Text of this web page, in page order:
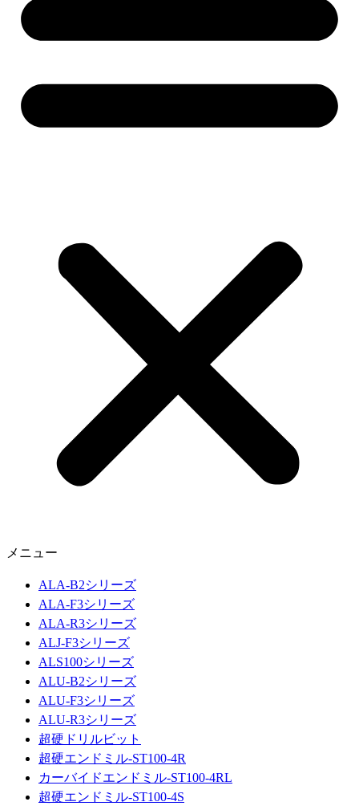
メニュー
ALA-B2シリーズ
ALA-F3シリーズ
ALA-R3シリーズ
ALJ-F3シリーズ
ALS100シリーズ
ALU-B2シリーズ
ALU-F3シリーズ
ALU-R3シリーズ
超硬ドリルビット
超硬エンドミル-ST100-4R
カーバイドエンドミル-ST100-4RL
超硬エンドミル-ST100-4S